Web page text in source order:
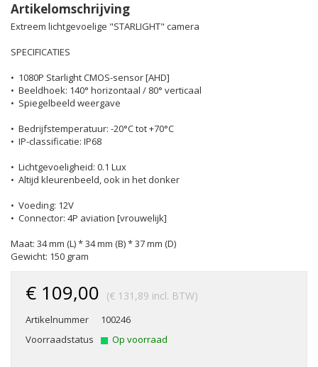
Artikelomschrijving
Extreem lichtgevoelige "STARLIGHT" camera
SPECIFICATIES
• 1080P Starlight CMOS-sensor [AHD]
• Beeldhoek: 140° horizontaal / 80° verticaal
• Spiegelbeeld weergave
• Bedrijfstemperatuur: -20°C tot +70°C
• IP-classificatie: IP68
• Lichtgevoeligheid: 0.1 Lux
• Altijd kleurenbeeld, ook in het donker
• Voeding: 12V
• Connector: 4P aviation [vrouwelijk]
Maat: 34 mm (L) * 34 mm (B) * 37 mm (D)
Gewicht: 150 gram
€ 109,00 (€ 131,89 incl. BTW)
Artikelnummer
100246
Voorraadstatus
Op voorraad